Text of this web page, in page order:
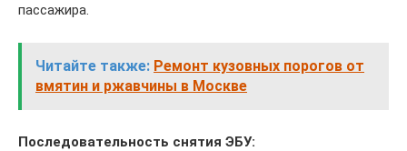
пассажира.
Читайте также: Ремонт кузовных порогов от
вмятин и ржавчины в Москве
Последовательность снятия ЭБУ: